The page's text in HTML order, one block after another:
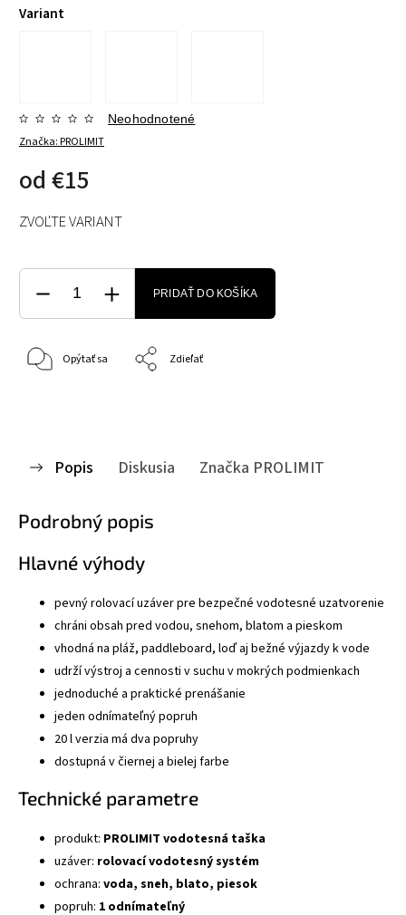
Variant
Značka:PROLIMIT
Neohodnotené
od €15
ZVOĽTE VARIANT
PRIDAŤ DO KOŠÍKA
Opýtať sa Zdieľať
Popis Diskusia Značka PROLIMIT
Podrobný popis
Hlavné výhody
pevný rolovací uzáver pre bezpečné vodotesné uzatvorenie
chráni obsah pred vodou, snehom, blatom a pieskom
vhodná na pláž, paddleboard, loď aj bežné výjazdy k vode
udrží výstroj a cennosti v suchu v mokrých podmienkach
jednoduché a praktické prenášanie
jeden odnímateľný popruh
20 l verzia má dva popruhy
dostupná v čiernej a bielej farbe
Technické parametre
produkt: PROLIMIT vodotesná taška
uzáver: rolovací vodotesný systém
ochrana: voda, sneh, blato, piesok
popruh: 1 odnímateľný